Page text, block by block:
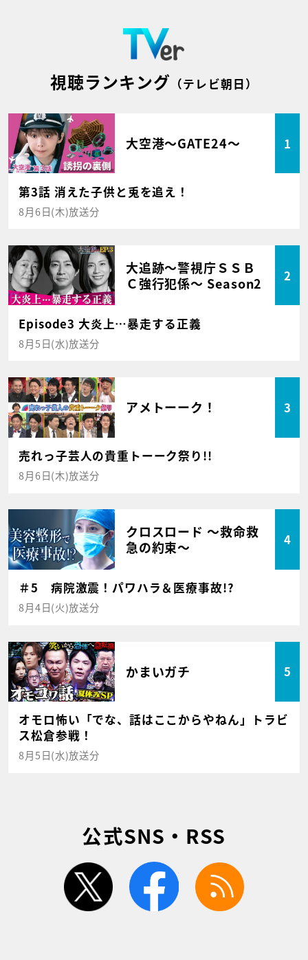
視聴ランキング （テレビ朝日）
大空港～GATE24～ 1
第3話 消えた子供と兎を追え！
8月6日(木)放送分
大追跡～警視庁ＳＳＢ
Ｃ強行犯係～ Season2
2
Episode3 大炎上…暴走する正義
8月5日(水)放送分
アメトーーク！ 3
売れっ子芸人の貴重トーーク祭り!!
8月6日(木)放送分
クロスロード ～救命救
急の約束～
4
＃5 病院激震！パワハラ＆医療事故!?
8月4日(火)放送分
かまいガチ 5
オモロ怖い「でな、話はここからやねん」トラビ
ス松倉参戦！
8月5日(水)放送分
公式SNS・RSS
twitter facebook